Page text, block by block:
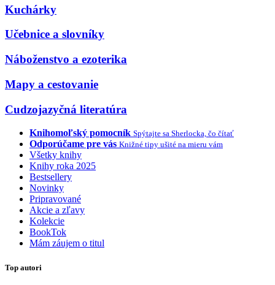
Kuchárky
Učebnice a slovníky
Náboženstvo a ezoterika
Mapy a cestovanie
Cudzojazyčná literatúra
Knihomoľský pomocník Spýtajte sa Sherlocka, čo čítať
Odporúčame pre vás Knižné tipy ušité na mieru vám
Všetky knihy
Knihy roka 2025
Bestsellery
Novinky
Pripravované
Akcie a zľavy
Kolekcie
BookTok
Mám záujem o titul
Top autori